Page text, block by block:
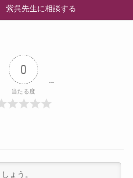
紫呉先生に相談する
0
当たる度